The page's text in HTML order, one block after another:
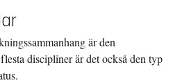
är den
discipliner är det också den typ